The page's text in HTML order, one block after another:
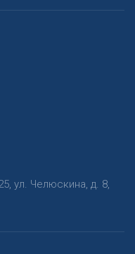
, ул. Челюскина, д. 8,